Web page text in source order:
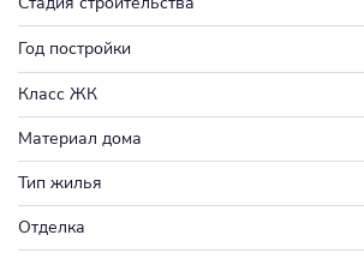
Год постройки
Класс ЖК
Материал дома
Тип жилья
Отделка